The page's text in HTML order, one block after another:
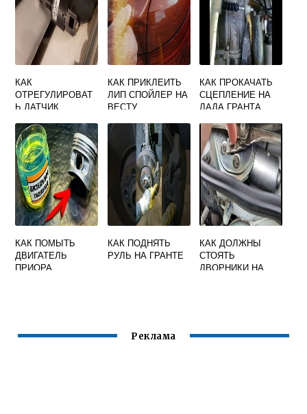
КАК
ОТРЕГУЛИРОВАТ
Ь ДАТЧИК
ГРАНТЕ
КАК ПРИКЛЕИТЬ
ЛИП СПОЙЛЕР НА
ВЕСТУ
КАК ПРОКАЧАТЬ
СЦЕПЛЕНИЕ НА
ЛАДА ГРАНТА
КАК ПОМЫТЬ
ДВИГАТЕЛЬ
ПРИОРА
КАК ПОДНЯТЬ
РУЛЬ НА ГРАНТЕ
КАК ДОЛЖНЫ
СТОЯТЬ
ДВОРНИКИ НА
Реклама